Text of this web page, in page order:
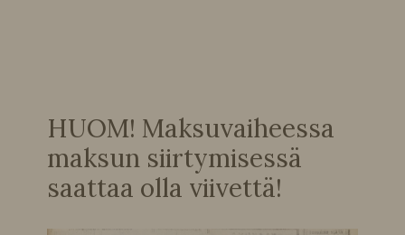
HUOM! Maksuvaiheessa
maksun siirtymisessä
saattaa olla viivettä!